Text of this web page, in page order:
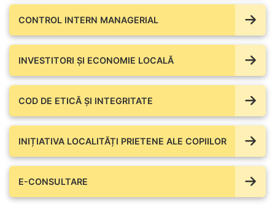
CONTROL INTERN MANAGERIAL
INVESTITORI ȘI ECONOMIE LOCALĂ
COD DE ETICĂ ȘI INTEGRITATE
INIȚIATIVA LOCALITĂȚI PRIETENE ALE COPIILOR
E-CONSULTARE